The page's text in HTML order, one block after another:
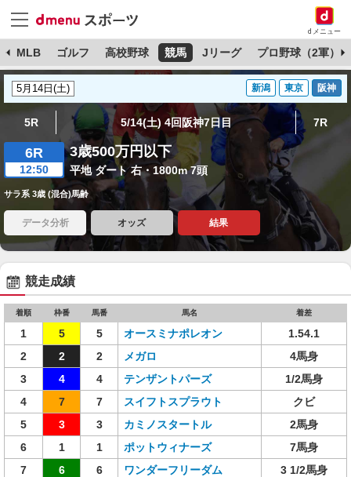
dメニュー
MLB ゴルフ 高校野球 競馬 Jリーグ プロ野球（2軍）
新潟 東京 阪神
5R 5/14(土) 4回阪神7日目 7R
6R
12:50
3歳500万円以下
平地 ダート 右・1800m 7頭
サラ系 3歳 (混合)馬齢
データ分析 オッズ 結果
競走成績
着順 枠番 馬番 馬名 着差
1 5 5 オースミナポレオン
1.54.1
2
2 2 メガロ
4馬身
3
4 4 テンザントパーズ
1/2馬身
4
7 7 スイフトスプラウト
クビ
5
3 3 カミノスタートル
2馬身
6
1 1 ポットウィナーズ
7馬身
7
6 6 ワンダーフリーダム 3 1/2馬身